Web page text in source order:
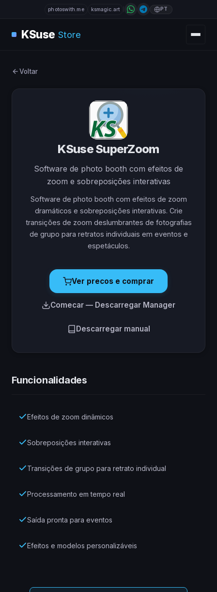
photoswith.me ksmagic.art PT
KSuse Store
Voltar
KSuse SuperZoom
Software de photo booth com efeitos de
zoom e sobreposições interativas
Software de photo booth com efeitos de zoom
dramáticos e sobreposições interativas. Crie
transições de zoom deslumbrantes de fotografias
de grupo para retratos individuais em eventos e
espetáculos.
Ver precos e comprar
Comecar — Descarregar Manager
Descarregar manual
Funcionalidades
Efeitos de zoom dinâmicos
Sobreposições interativas
Transições de grupo para retrato individual
Processamento em tempo real
Saída pronta para eventos
Efeitos e modelos personalizáveis